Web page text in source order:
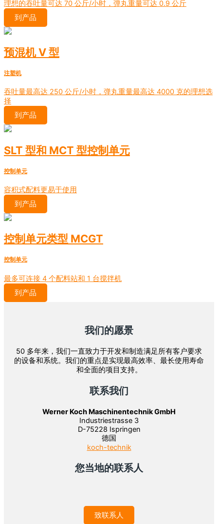
理想的吞吐量可达 70 公斤/小时，弹丸重量可达 0.9 公斤
到产品
预混机 V 型
注塑机
吞吐量最高达 250 公斤/小时，弹丸重量最高达 4000 克的理想选
择
到产品
SLT 型和 MCT 型控制单元
控制单元
容积式配料更易于使用
到产品
控制单元类型 MCGT
控制单元
最多可连接 4 个配料站和 1 台搅拌机
到产品
我们的愿景
50 多年来，我们一直致力于开发和制造满足所有客户要求
的设备和系统。我们的重点是实现最高效率、最长使用寿命
和全面的项目支持。
联系我们
Werner Koch Maschinentechnik GmbH
Industriestrasse 3
D-75228 Ispringen
德国
koch-technik
您当地的联系人
致联系人